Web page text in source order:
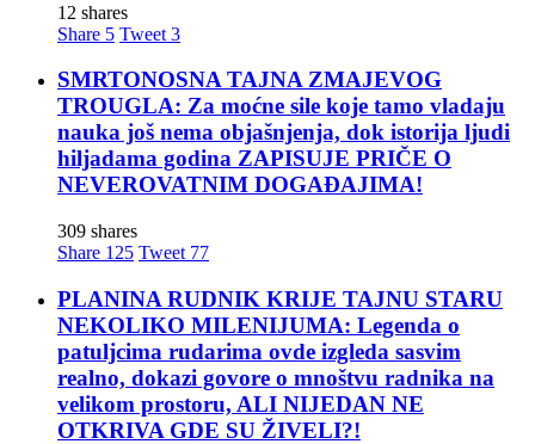
12 shares
Share 5 Tweet 3
SMRTONOSNA TAJNA ZMAJEVOG
TROUGLA: Za moćne sile koje tamo vladaju
nauka još nema objašnjenja, dok istorija ljudi
hiljadama godina ZAPISUJE PRIČE O
NEVEROVATNIM DOGAĐAJIMA!
309 shares
Share 125 Tweet 77
PLANINA RUDNIK KRIJE TAJNU STARU
NEKOLIKO MILENIJUMA: Legenda o
patuljcima rudarima ovde izgleda sasvim
realno, dokazi govore o mnoštvu radnika na
velikom prostoru, ALI NIJEDAN NE
OTKRIVA GDE SU ŽIVELI?!